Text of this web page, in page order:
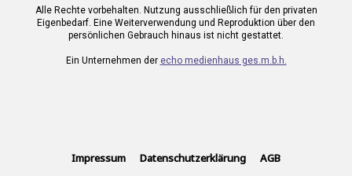
Alle Rechte vorbehalten. Nutzung ausschließlich für den privaten
Eigenbedarf. Eine Weiterverwendung und Reproduktion über den
persönlichen Gebrauch hinaus ist nicht gestattet.
Ein Unternehmen der echo medienhaus ges.m.b.h.
Impressum Datenschutzerklärung AGB